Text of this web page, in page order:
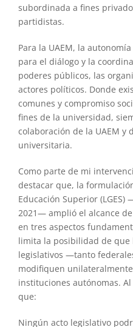
subordinada a fines
partidistas.
Para la UAEM, la
para el diálogo y la
poderes públicos, las
actores políticos. Donde
comunes y compromiso
fines de la universidad,
colaboración de la UAEM y
universitaria.
Como parte de mi
destacar que, la
Educación Superior
2021— amplió el alcance
en tres aspectos
limita la posibilidad de que
legislativos —tanto
modifiquen
instituciones autónomas.
que:
Ningún acto legislativo